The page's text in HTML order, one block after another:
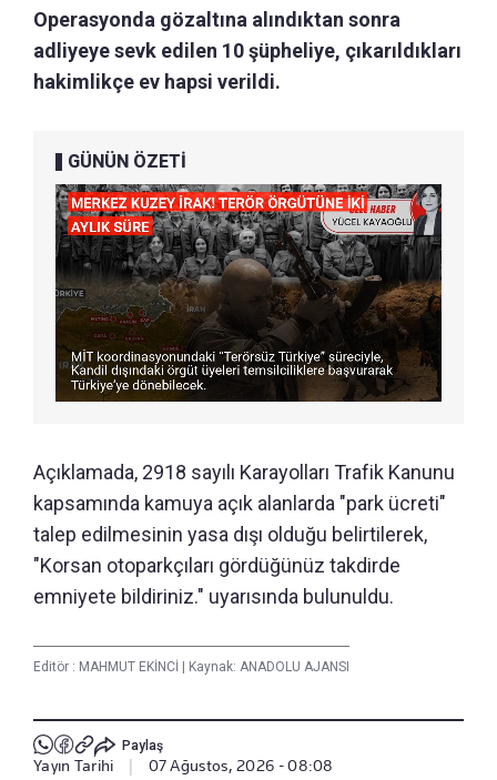
Operasyonda gözaltına alındıktan sonra
adliyeye sevk edilen 10 şüpheliye, çıkarıldıkları
hakimlikçe ev hapsi verildi.
GÜNÜN ÖZETİ
Açıklamada, 2918 sayılı Karayolları Trafik Kanunu
kapsamında kamuya açık alanlarda "park ücreti"
talep edilmesinin yasa dışı olduğu belirtilerek,
"Korsan otoparkçıları gördüğünüz takdirde
emniyete bildiriniz." uyarısında bulunuldu.
Editör : MAHMUT EKİNCİ | Kaynak: ANADOLU AJANSI
Paylaş
Yayın Tarihi 07 Ağustos, 2026 - 08:08